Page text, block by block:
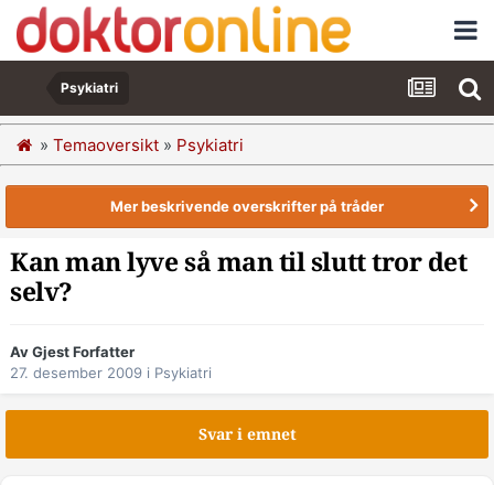
Psykiatri
» Temaoversikt » Psykiatri
Mer beskrivende overskrifter på tråder
Kan man lyve så man til slutt tror det
selv?
Av Gjest Forfatter
27. desember 2009 i Psykiatri
Svar i emnet